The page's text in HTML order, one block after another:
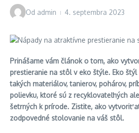
Od admin 4. septembra 2023
Prinášame vám článok o tom, ako
prestieranie na stôl v eko štýle. Eko štýl
takých materiálov, tanierov, pohárov,
polievku, ktoré sú z recyklovateľných
šetrných k prírode. Zistite, ako vytvoriť
zodpovedné stolovanie na váš stôl.